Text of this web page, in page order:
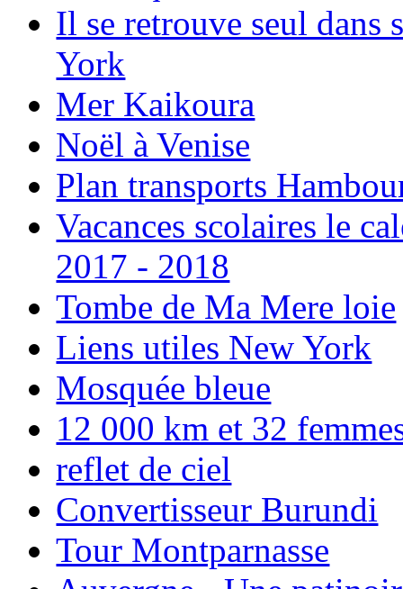
Il se retrouve seul dans
York
Mer Kaikoura
Noël à Venise
Plan transports
Vacances scolaires le
2017 - 2018
Tombe de Ma Mere loie
Liens utiles New York
Mosquée bleue
12 000 km et 32
reflet de ciel
Convertisseur Burundi
Tour Montparnasse